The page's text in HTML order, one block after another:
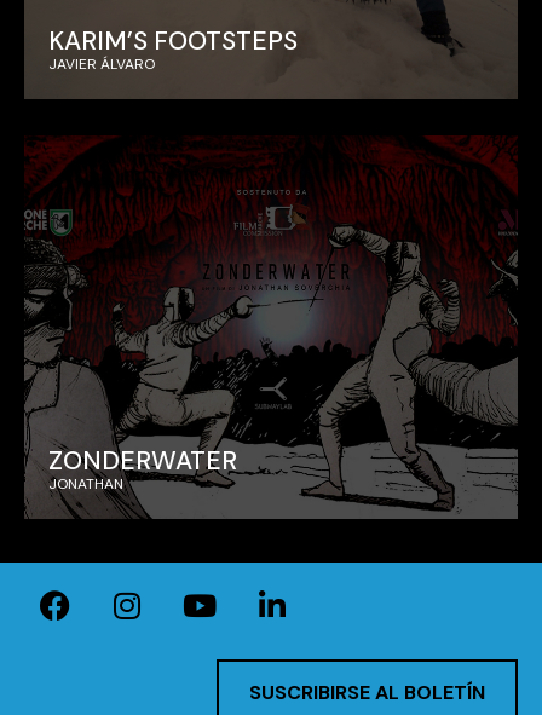
KARIM’S FOOTSTEPS
JAVIER ÁLVARO
ZONDERWATER
JONATHAN
SUSCRIBIRSE AL BOLETÍN